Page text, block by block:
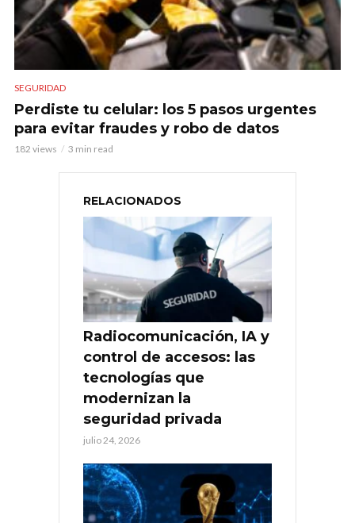
SEGURIDAD
Perdiste tu celular: los 5 pasos urgentes
para evitar fraudes y robo de datos
182 views 3 min read
RELACIONADOS
Radiocomunicación, IA y
control de accesos: las
tecnologías que
modernizan la
seguridad privada
julio 24, 2026